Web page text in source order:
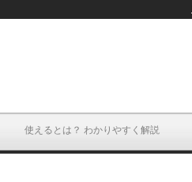
使えるとは？ わかりやすく解説